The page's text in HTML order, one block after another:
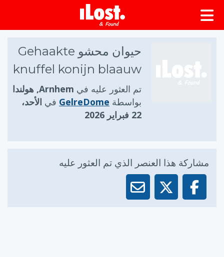
حيوان محشو Gehaakte
knuffel konijn blaauw
تم العثور عليه في Arnhem, هولندا
بواسطة GelreDome في الأحد،
22 فبراير 2026
مشاركة هذا العنصر الذي تم العثور عليه